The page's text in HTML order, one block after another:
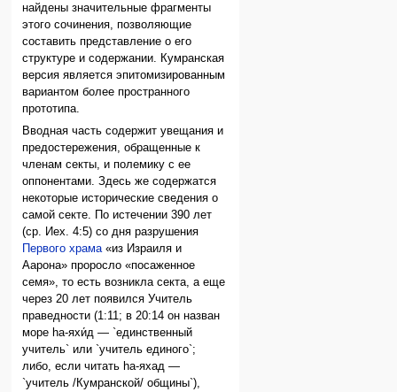
найдены значительные фрагменты
этого сочинения, позволяющие
составить представление о его
структуре и содержании. Кумранская
версия является эпитомизированным
вариантом более пространного
прототипа.
Вводная часть содержит увещания и
предостережения, обращенные к
членам секты, и полемику с ее
оппонентами. Здесь же содержатся
некоторые исторические сведения о
самой секте. По истечении 390 лет
(ср. Иех. 4:5) со дня разрушения
Первого храма«из Израиля и
Аарона» проросло «посаженное
семя», то есть возникла секта, а еще
через 20 лет появился Учитель
праведности (1:11; в 20:14 он назван
море hа-яхи́д — `единственный
учитель` или `учитель единого`;
либо, если читать hа-яхад —
`учитель /Кумранской/ общины`),